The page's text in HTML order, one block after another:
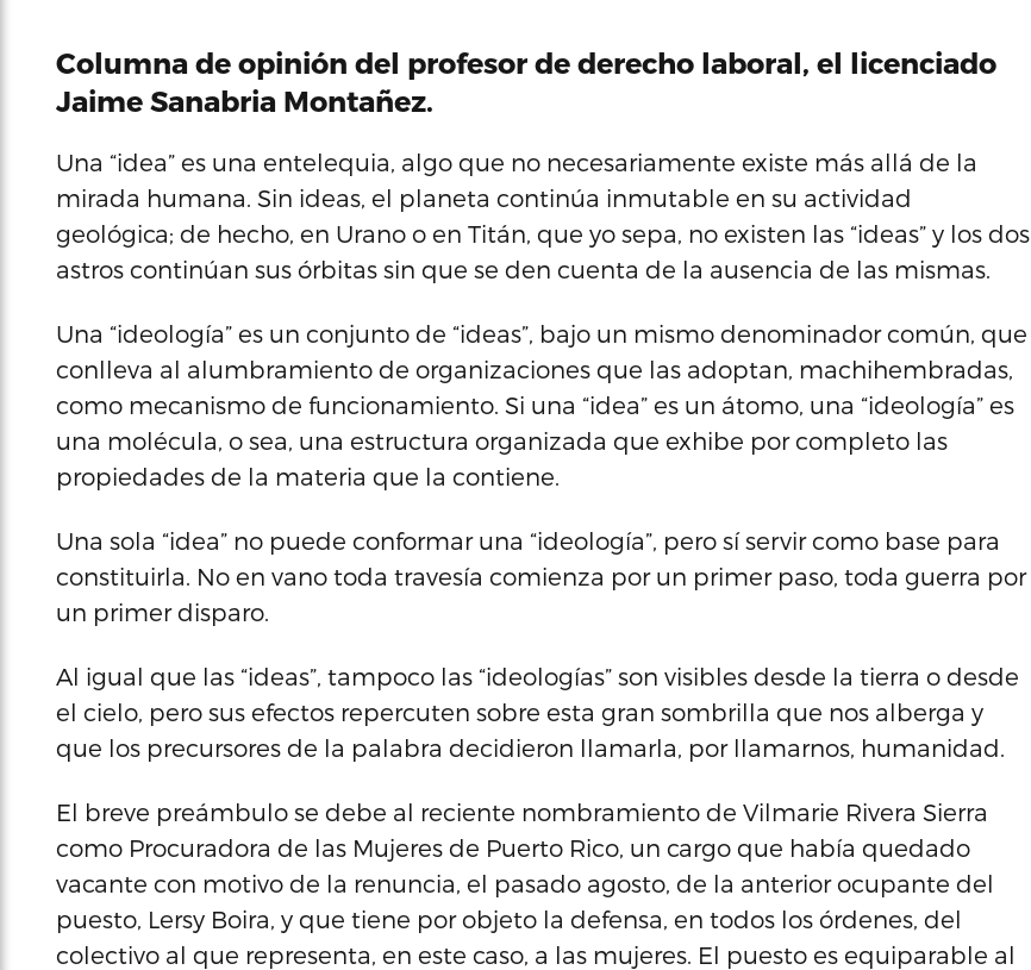
Columna de opinión del profesor de derecho laboral, el licenciado
Jaime Sanabria Montañez.
Una “idea” es una entelequia, algo que no necesariamente existe más allá de la
mirada humana. Sin ideas, el planeta continúa inmutable en su actividad
geológica; de hecho, en Urano o en Titán, que yo sepa, no existen las “ideas” y los dos
astros continúan sus órbitas sin que se den cuenta de la ausencia de las mismas.
Una “ideología” es un conjunto de “ideas”, bajo un mismo denominador común, que
conlleva al alumbramiento de organizaciones que las adoptan, machihembradas,
como mecanismo de funcionamiento. Si una “idea” es un átomo, una “ideología” es
una molécula, o sea, una estructura organizada que exhibe por completo las
propiedades de la materia que la contiene.
Una sola “idea” no puede conformar una “ideología”, pero sí servir como base para
constituirla. No en vano toda travesía comienza por un primer paso, toda guerra por
un primer disparo.
Al igual que las “ideas”, tampoco las “ideologías” son visibles desde la tierra o desde
el cielo, pero sus efectos repercuten sobre esta gran sombrilla que nos alberga y
que los precursores de la palabra decidieron llamarla, por llamarnos, humanidad.
El breve preámbulo se debe al reciente nombramiento de Vilmarie Rivera Sierra
como Procuradora de las Mujeres de Puerto Rico, un cargo que había quedado
vacante con motivo de la renuncia, el pasado agosto, de la anterior ocupante del
puesto, Lersy Boira, y que tiene por objeto la defensa, en todos los órdenes, del
colectivo al que representa, en este caso, a las mujeres. El puesto es equiparable al